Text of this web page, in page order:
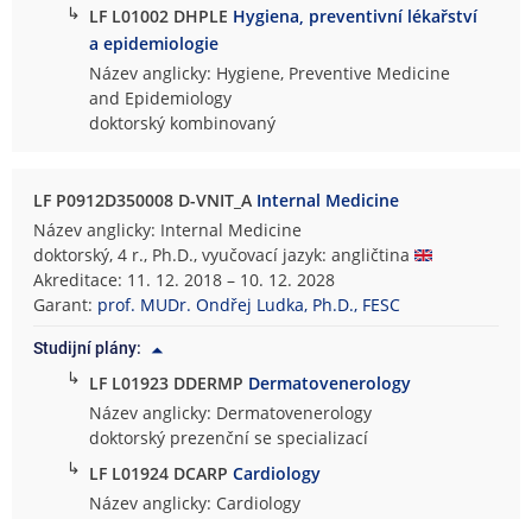
↳ LF L01002 DHPLE Hygiena, preventivní lékařství
a epidemiologie
Název anglicky: Hygiene, Preventive Medicine
and Epidemiology
doktorský kombinovaný
LF P0912D350008 D-VNIT_A Internal Medicine
Název anglicky: Internal Medicine
doktorský, 4 r., Ph.D., vyučovací jazyk: angličtina
Akreditace: 11. 12. 2018 – 10. 12. 2028
Garant: prof. MUDr. Ondřej Ludka, Ph.D., FESC
Studijní plány:
↳ LF L01923 DDERMP Dermatovenerology
Název anglicky: Dermatovenerology
doktorský prezenční se specializací
↳ LF L01924 DCARPCardiology
Název anglicky: Cardiology